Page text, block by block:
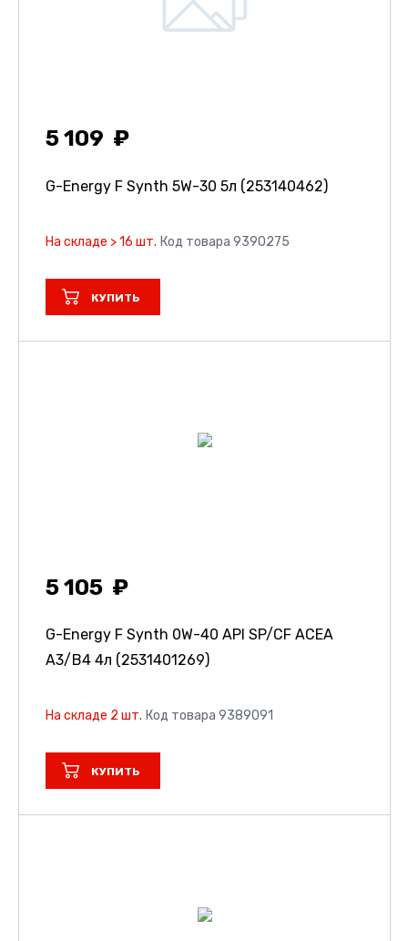
5 109
G-Energy F Synth 5W-30 5л (253140462)
На складе > 16 шт. Код товара 9390275
КУПИТЬ
5 105
G-Energy F Synth 0W-40 API SP/CF ACEA
A3/B4 4л (2531401269)
На складе 2 шт. Код товара 9389091
КУПИТЬ